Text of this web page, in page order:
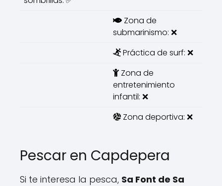
Zona de
submarinismo: ❌
Práctica de surf: ❌
Zona de
entretenimiento
infantil: ❌
Zona deportiva: ❌
Pescar en Capdepera
Si te interesa la pesca, Sa Font de Sa